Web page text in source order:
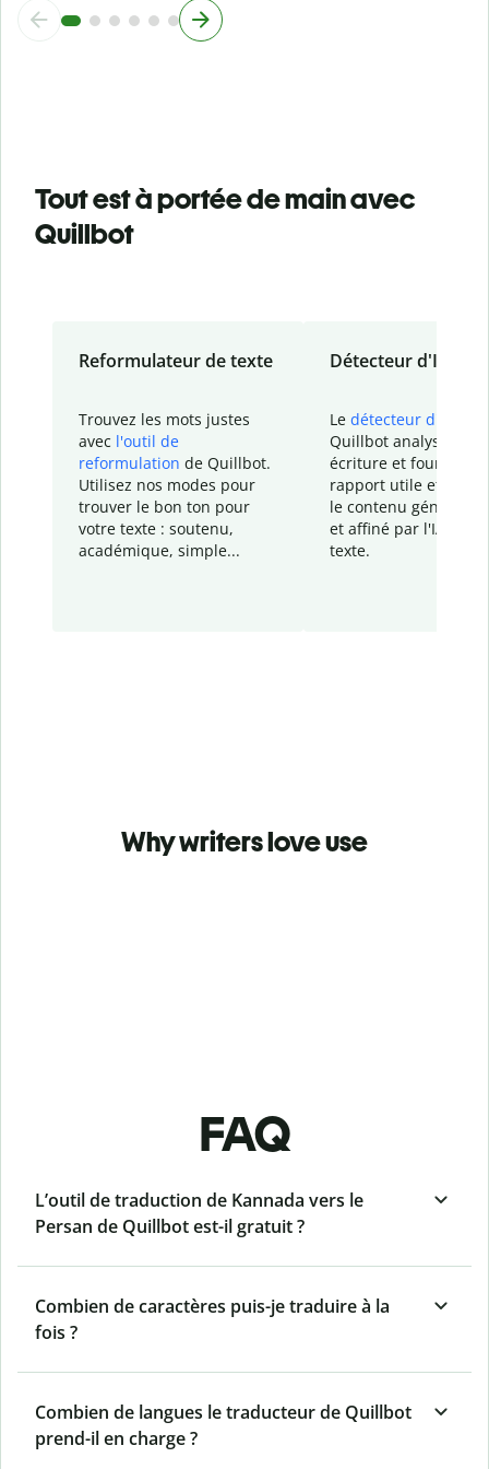
Tout est à portée de main avec
Quillbot
Reformulateur de texte
Trouvez les mots justes
avec l'outil de
reformulation de Quillbot.
Utilisez nos modes pour
trouver le bon ton pour
votre texte : soutenu,
académique, simple...
Détecteur d'IA
Le détecteur d'IA
Quillbot analyse votre
écriture et fournit un
rapport utile et
le contenu généré
et affiné par l'IA
texte.
Why writers love use
FAQ
L’outil de traduction de Kannada vers le
Persan de Quillbot est-il gratuit ?
Combien de caractères puis-je traduire à la
fois ?
Combien de langues le traducteur de Quillbot
prend-il en charge ?